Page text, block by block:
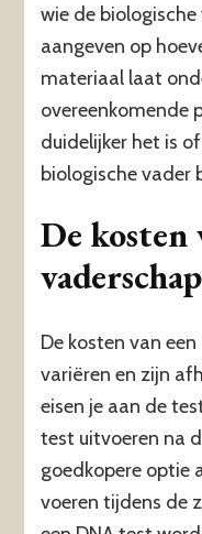
wie de biologische
aangeven op
materiaal laat
overeenkomende
duidelijker het is
biologische vader
De kosten
De kosten van
variëren en zijn
eisen je aan de
test uitvoeren na
goedkopere optie
voeren tijdens de